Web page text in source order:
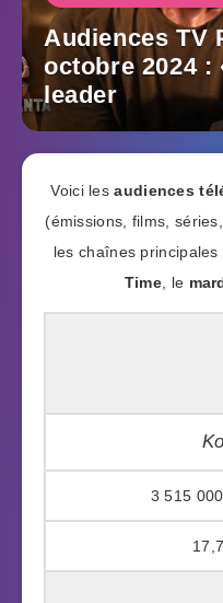
Audiences TV
octobre 2024 :
leader
Voici lesaudiences
(émissions, films,
les chaînes principales
Time , le
3 515 000